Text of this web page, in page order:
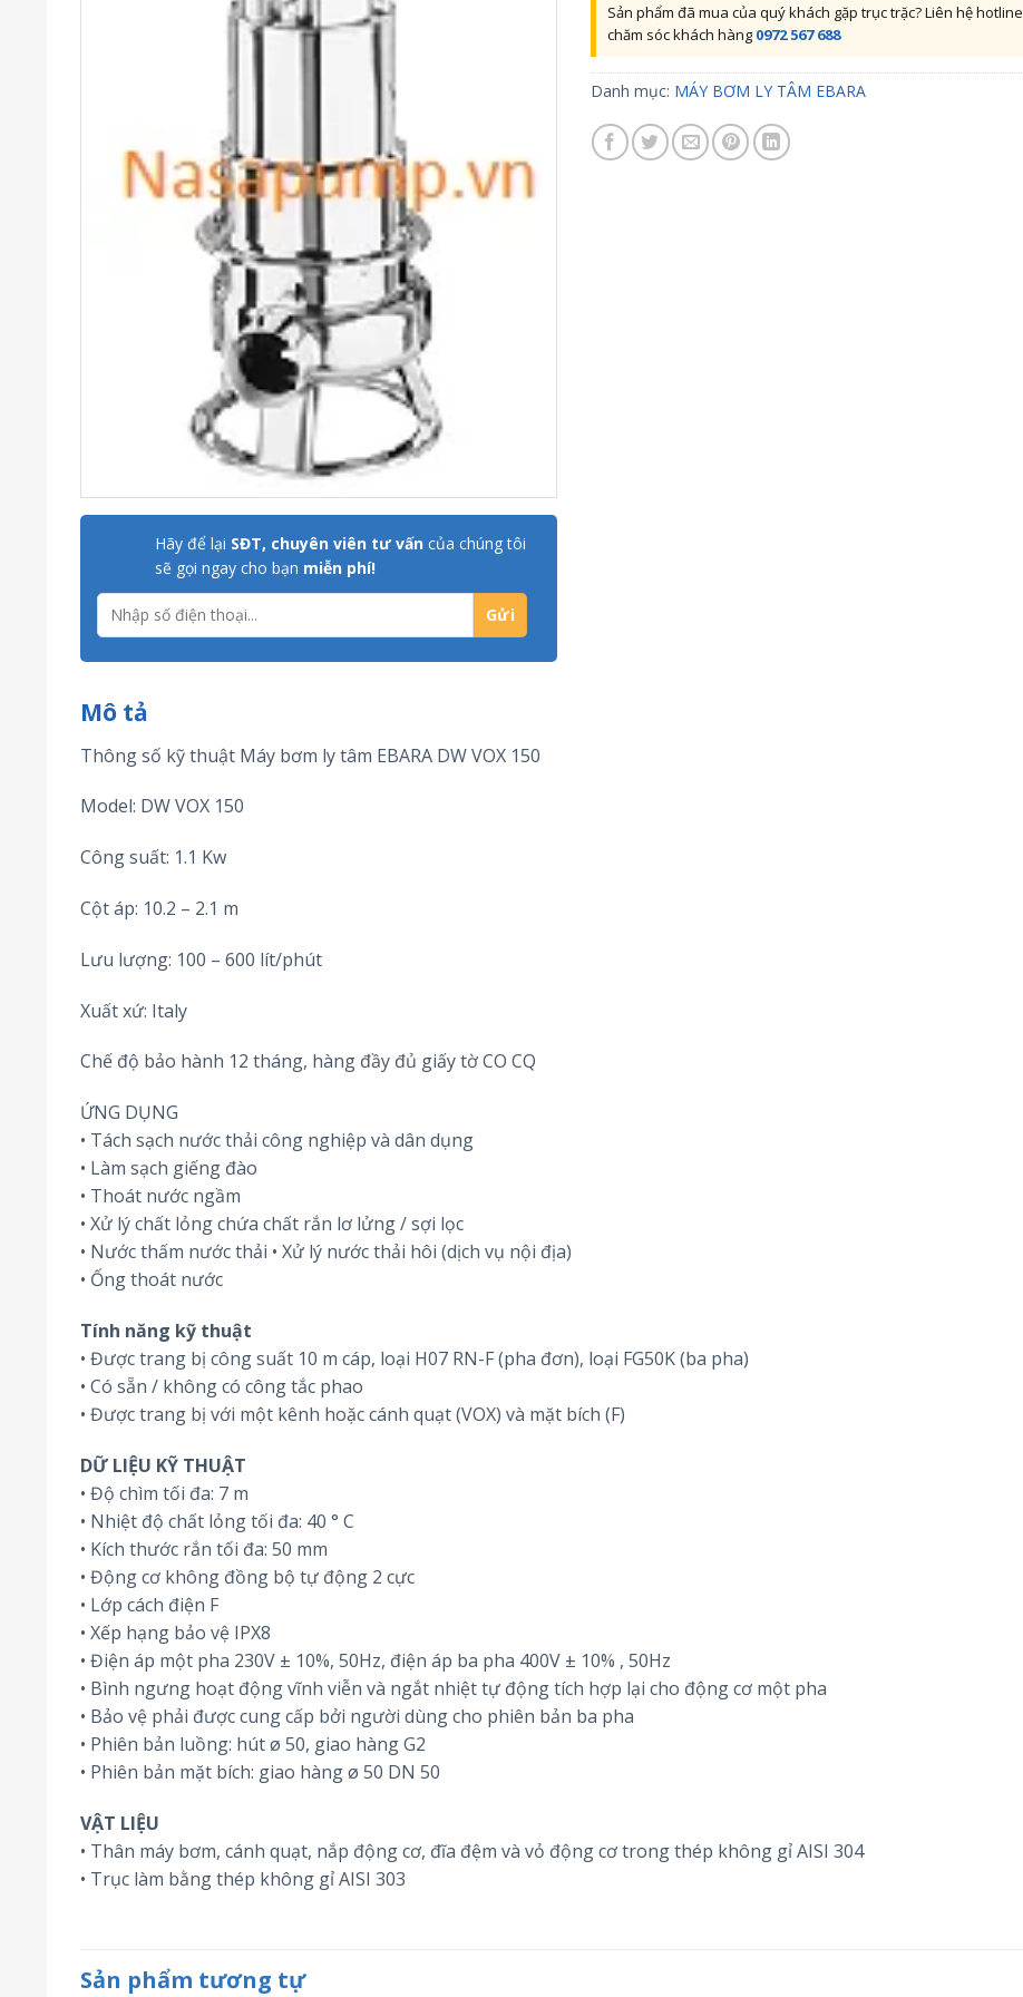
Hãy để lại SĐT, chuyên viên tư vấn của chúng tôi
sẽ gọi ngay cho bạn miễn phí!
Sản phẩm đã mua của quý khách gặp trục trặc? Liên hệ hotline
chăm sóc khách hàng 0972 567 688
Danh mục: MÁY BƠM LY TÂM EBARA
Mô tả
Thông số kỹ thuật Máy bơm ly tâm EBARA DW VOX 150
Model: DW VOX 150
Công suất: 1.1 Kw
Cột áp: 10.2 – 2.1 m
Lưu lượng: 100 – 600 lít/phút
Xuất xứ: Italy
Chế độ bảo hành 12 tháng, hàng đầy đủ giấy tờ CO CQ
ỨNG DỤNG
• Tách sạch nước thải công nghiệp và dân dụng
• Làm sạch giếng đào
• Thoát nước ngầm
• Xử lý chất lỏng chứa chất rắn lơ lửng / sợi lọc
• Nước thấm nước thải • Xử lý nước thải hôi (dịch vụ nội địa)
• Ống thoát nước
Tính năng kỹ thuật
• Được trang bị công suất 10 m cáp, loại H07 RN-F (pha đơn), loại FG50K (ba pha)
• Có sẵn / không có công tắc phao
• Được trang bị với một kênh hoặc cánh quạt (VOX) và mặt bích (F)
DỮ LIỆU KỸ THUẬT
• Độ chìm tối đa: 7 m
• Nhiệt độ chất lỏng tối đa: 40 ° C
• Kích thước rắn tối đa: 50 mm
• Động cơ không đồng bộ tự động 2 cực
• Lớp cách điện F
• Xếp hạng bảo vệ IPX8
• Điện áp một pha 230V ± 10%, 50Hz, điện áp ba pha 400V ± 10% , 50Hz
• Bình ngưng hoạt động vĩnh viễn và ngắt nhiệt tự động tích hợp lại cho động cơ một pha
• Bảo vệ phải được cung cấp bởi người dùng cho phiên bản ba pha
• Phiên bản luồng: hút ø 50, giao hàng G2
• Phiên bản mặt bích: giao hàng ø 50 DN 50
VẬT LIỆU
• Thân máy bơm, cánh quạt, nắp động cơ, đĩa đệm và vỏ động cơ trong thép không gỉ AISI 304
• Trục làm bằng thép không gỉ AISI 303
Sản phẩm tương tự